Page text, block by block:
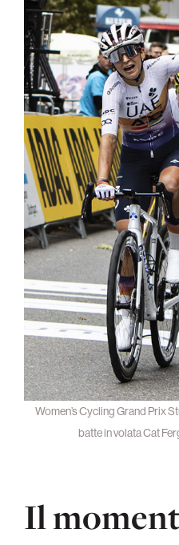
Women’s Cycling Grand Prix
batte in volata Cat
Il